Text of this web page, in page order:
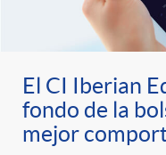
El CI Iberian
fondo de la
mejor